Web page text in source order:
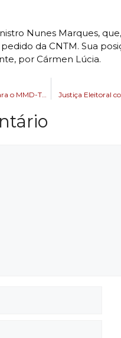
Nunes Marques,
da CNTM. Sua
por Cármen Lúcia.
Atricon avalia desempenho do TCM para o MMD-TC 2024 Justiça Eleitoral